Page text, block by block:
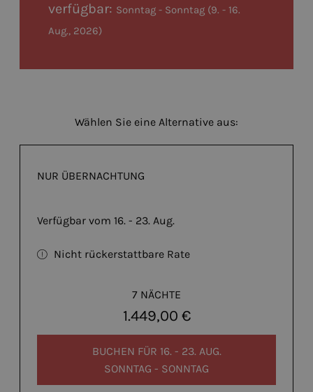
verfügbar: Sonntag - Sonntag (9. - 16.
Aug., 2026)
Wählen Sie eine Alternative aus:
NUR ÜBERNACHTUNG
Verfügbar vom 16. - 23. Aug.
Nicht rückerstattbare Rate
7 NÄCHTE
1.449,00 €
BUCHEN FÜR 16. - 23. AUG.
SONNTAG - SONNTAG